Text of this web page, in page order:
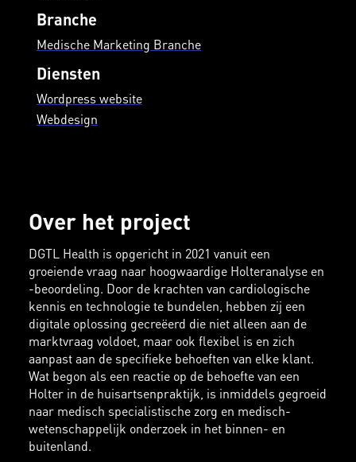
Branche
Medische Marketing Branche
Diensten
Wordpress website
Webdesign
Over het project
DGTL Health is opgericht in 2021 vanuit een
groeiende vraag naar hoogwaardige Holteranalyse en
-beoordeling. Door de krachten van cardiologische
kennis en technologie te bundelen, hebben zij een
digitale oplossing gecreëerd die niet alleen aan de
marktvraag voldoet, maar ook flexibel is en zich
aanpast aan de specifieke behoeften van elke klant.
Wat begon als een reactie op de behoefte van een
Holter in de huisartsenpraktijk, is inmiddels gegroeid
naar medisch specialistische zorg en medisch-
wetenschappelijk onderzoek in het binnen- en
buitenland.